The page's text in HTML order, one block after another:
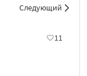
Следующий
11